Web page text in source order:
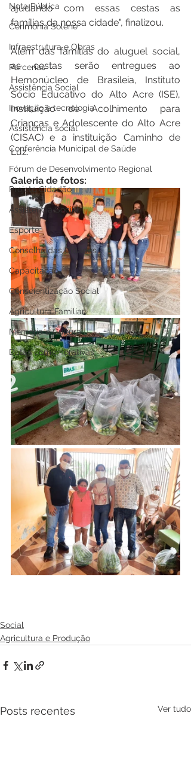
Nota Pública
Cerimônia Solene
Infraestrutura e Obras
Parcerias
Assistência Social
Inovação e tecnologia
Assistência social
Conferência Municipal de Saúde
Fórum de Desenvolvimento Regional
Projeto Cidadão
Assistência Social
Esporte
Conselho das Cidades
Capacitação
Conscientização Social
Agricultura Familiar
Memória e Cultura
Datas comemorativas
ajudando com essas cestas as
famílias da nossa cidade", finalizou.
Além das famílias do aluguel social,
as cestas serão entregues ao
Hemonúcleo de Brasileia, Instituto
Sócio Educativo do Alto Acre (ISE),
Instituição de Acolhimento para
Crianças e Adolescente do Alto Acre
(CISAC) e a instituição Caminho de
Luz.
Galeria de fotos:
Social
Agricultura e Produção
Posts recentes Ver tudo